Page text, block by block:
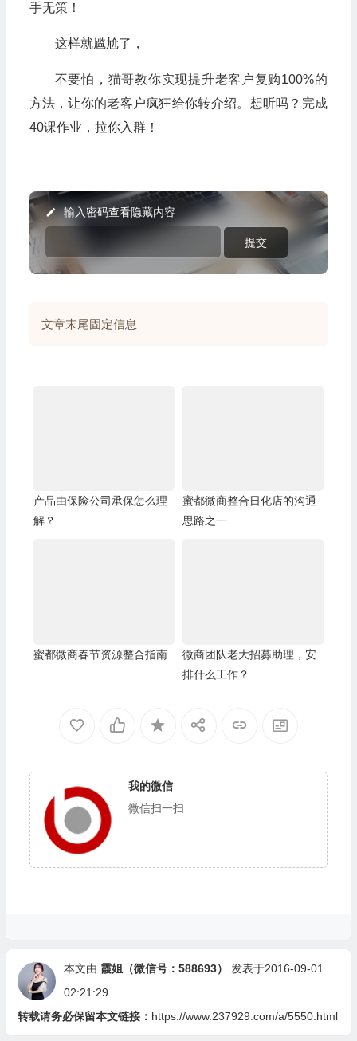
手无策！
这样就尴尬了，
不要怕，猫哥教你实现提升老客户复购100%的
方法，让你的老客户疯狂给你转介绍。想听吗？完成
40课作业，拉你入群！
输入密码查看隐藏内容
文章末尾固定信息
产品由保险公司承保怎么理
解？
蜜都微商整合日化店的沟通
思路之一
蜜都微商春节资源整合指南
微商团队老大招募助理，安
排什么工作？
我的微信
微信扫一扫
本文由 霞姐（微信号：588693）
发表于2016-09-01
02:21:29
转载请务必保留本文链接： https://www.237929.com/a/5550.html